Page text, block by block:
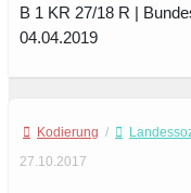
B 1 KR 27/18 R |
04.04.2019
Kodierung /
27.10.2017